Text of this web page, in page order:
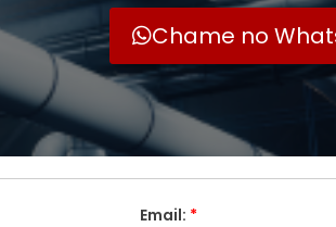
Chame no
Email: *